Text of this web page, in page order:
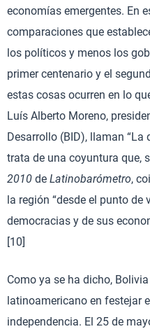
economías emergentes. En
comparaciones que
los políticos y menos los
primer centenario y el
estas cosas ocurren en lo
Luís Alberto Moreno,
Desarrollo (BID), llaman “La
trata de una coyuntura que,
2010 de Latinobarómetro,
la región “desde el punto de
democracias y de sus
[10]
Como ya se ha dicho,
latinoamericano en festejar
independencia. El 25 de